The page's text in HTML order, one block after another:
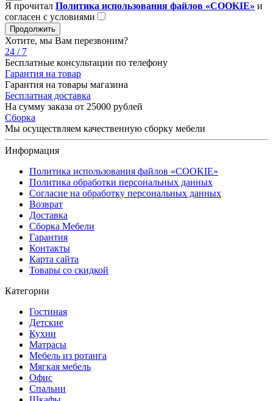
Я прочитал Политика использования файлов «COOKIE» и
согласен с условиями
Продолжить
Хотите, мы Вам перезвоним?
24 / 7
Бесплатные консультации по телефону
Гарантия на товар
Гарантия на товары магазина
Бесплатная доставка
На сумму заказа от 25000 рублей
Сборка
Мы осуществляем качественную сборку мебели
Информация
Политика использования файлов «COOKIE»
Политика обработки персональных данных
Согласие на обработку персональных данных
Возврат
Доставка
Сборка Мебели
Гарантия
Контакты
Карта сайта
Товары со скидкой
Категории
Гостиная
Детские
Кухни
Матрасы
Мебель из ротанга
Мягкая мебель
Офис
Спальни